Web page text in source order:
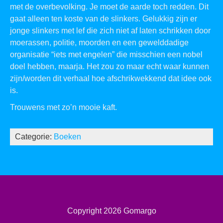
met de overbevolking. Je moet de aarde toch redden. Dit
gaat alleen ten koste van de slinkers. Gelukkig zijn er
jonge slinkers met lef die zich niet af laten schrikken door
moerassen, politie, moorden en een gewelddadige
organisatie “iets met engelen” die misschien een nobel
doel hebben, maarja. Het zou zo maar echt waar kunnen
zijn/worden dit verhaal hoe afschrikwekkend dat idee ook
is.
Trouwens met zo’n mooie kaft.
Categorie: Boeken
Copyright 2026 Gomargo